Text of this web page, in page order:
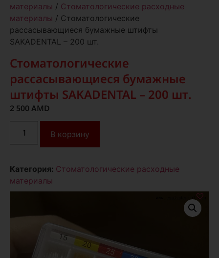
материалы / Стоматологические расходные
материалы / Стоматологические
рассасывающиеся бумажные штифты
SAKADENTAL – 200 шт.
Стоматологические
рассасывающиеся бумажные
штифты SAKADENTAL – 200 шт.
2 500 AMD
В корзину
Категория: Стоматологические расходные
материалы